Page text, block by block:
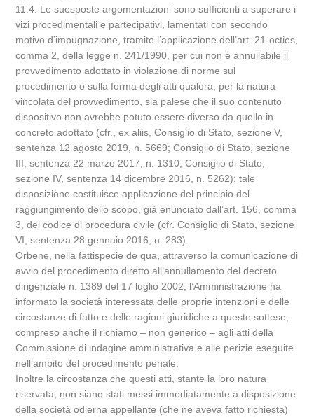
11.4. Le suesposte argomentazioni sono sufficienti a superare i
vizi procedimentali e partecipativi, lamentati con secondo
motivo d’impugnazione, tramite l’applicazione dell’art. 21-octies,
comma 2, della legge n. 241/1990, per cui non è annullabile il
provvedimento adottato in violazione di norme sul
procedimento o sulla forma degli atti qualora, per la natura
vincolata del provvedimento, sia palese che il suo contenuto
dispositivo non avrebbe potuto essere diverso da quello in
concreto adottato (cfr., ex aliis, Consiglio di Stato, sezione V,
sentenza 12 agosto 2019, n. 5669; Consiglio di Stato, sezione
III, sentenza 22 marzo 2017, n. 1310; Consiglio di Stato,
sezione IV, sentenza 14 dicembre 2016, n. 5262); tale
disposizione costituisce applicazione del principio del
raggiungimento dello scopo, già enunciato dall’art. 156, comma
3, del codice di procedura civile (cfr. Consiglio di Stato, sezione
VI, sentenza 28 gennaio 2016, n. 283).
Orbene, nella fattispecie de qua, attraverso la comunicazione di
avvio del procedimento diretto all’annullamento del decreto
dirigenziale n. 1389 del 17 luglio 2002, l’Amministrazione ha
informato la società interessata delle proprie intenzioni e delle
circostanze di fatto e delle ragioni giuridiche a queste sottese,
compreso anche il richiamo – non generico – agli atti della
Commissione di indagine amministrativa e alle perizie eseguite
nell’ambito del procedimento penale.
Inoltre la circostanza che questi atti, stante la loro natura
riservata, non siano stati messi immediatamente a disposizione
della società odierna appellante (che ne aveva fatto richiesta)